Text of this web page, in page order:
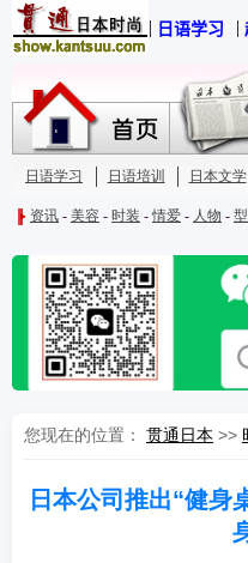
您现在的位置： 贯通日本 >>
日本公司推出“健身